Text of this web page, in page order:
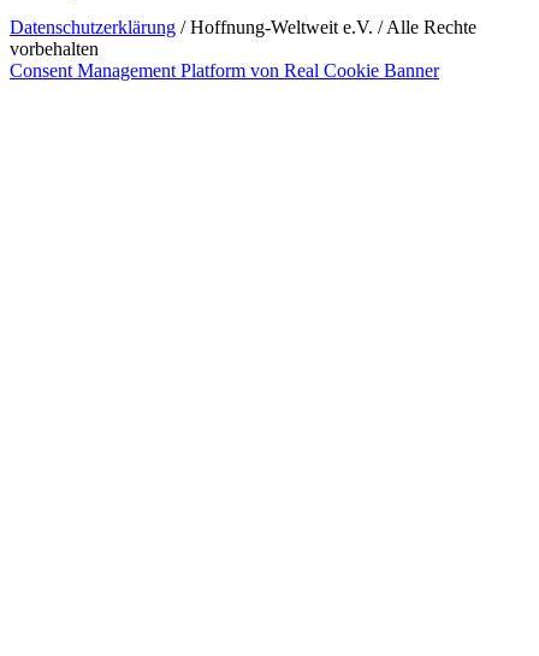
Datenschutzerklärung / Hoffnung-Weltweit e.V. / Alle Rechte
vorbehalten
Consent Management Platform von Real Cookie Banner